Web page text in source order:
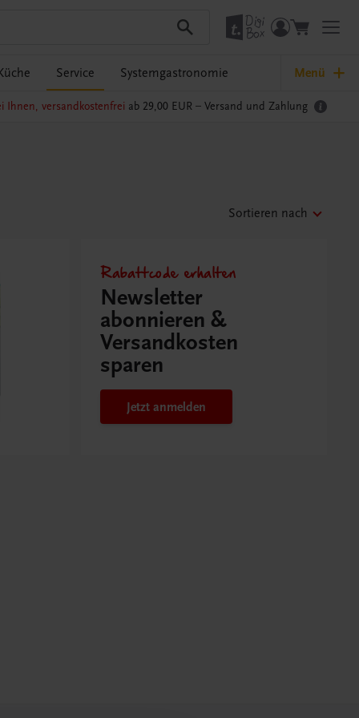
Service Systemgastronomie Menü
Ihnen, versandkostenfrei ab 29,00 EUR – Versand und Zahlung
Sortieren nach
Rabattcode erhalten
Newsletter
abonnieren &
Versandkosten
sparen
Jetzt anmelden